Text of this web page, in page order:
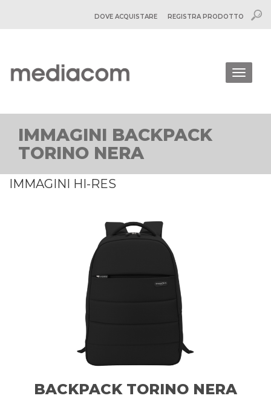
DOVE ACQUISTARE REGISTRA PRODOTTO
IMMAGINI BACKPACK
TORINO NERA
IMMAGINI HI-RES
BACKPACK TORINO NERA